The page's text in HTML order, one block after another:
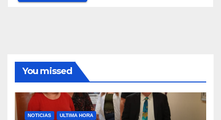
You missed
NOTICIAS ULTIMA HORA